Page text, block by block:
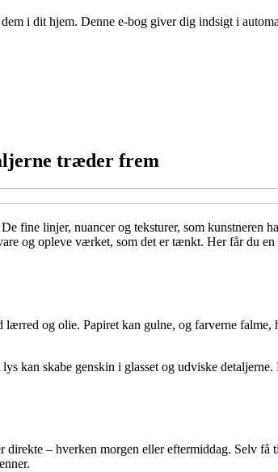
i dit hjem. Denne e-bog giver dig indsigt i
træder frem
fine linjer, nuancer og teksturer, som kunstneren
og opleve værket, som det er tænkt. Her får du
og olie. Papiret kan gulne, og farverne
kan skabe genskin i glasset og udviske
– hverken morgen eller eftermiddag. Selv